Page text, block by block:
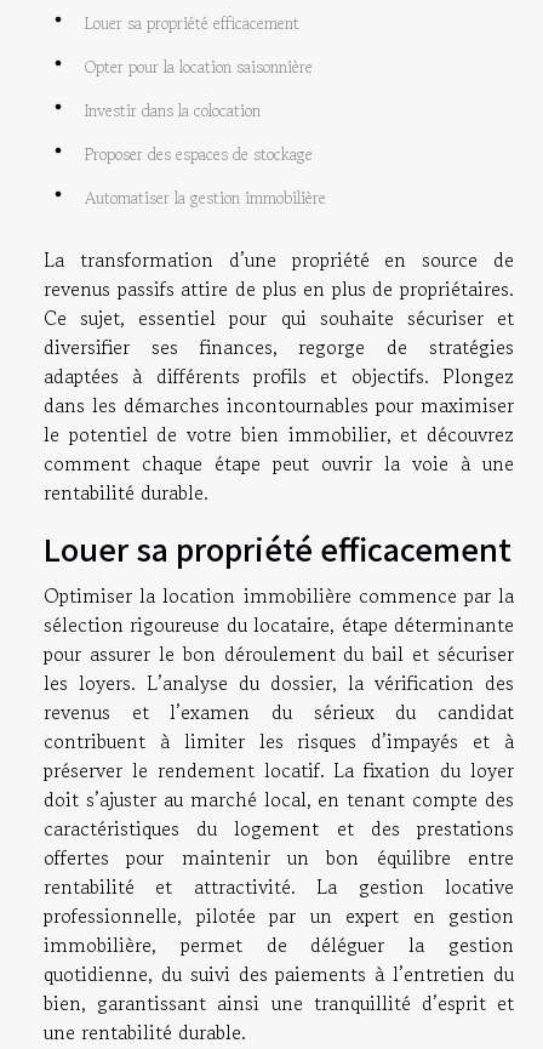
Louer sa propriété efficacement
Opter pour la location saisonnière
Investir dans la colocation
Proposer des espaces de stockage
Automatiser la gestion immobilière
La transformation d’une propriété en source de
revenus passifs attire de plus en plus de propriétaires.
Ce sujet, essentiel pour qui souhaite sécuriser et
diversifier ses finances, regorge de stratégies
adaptées à différents profils et objectifs. Plongez
dans les démarches incontournables pour maximiser
le potentiel de votre bien immobilier, et découvrez
comment chaque étape peut ouvrir la voie à une
rentabilité durable.
Louer sa propriété efficacement
Optimiser la location immobilière commence par la
sélection rigoureuse du locataire, étape déterminante
pour assurer le bon déroulement du bail et sécuriser
les loyers. L’analyse du dossier, la vérification des
revenus et l’examen du sérieux du candidat
contribuent à limiter les risques d’impayés et à
préserver le rendement locatif. La fixation du loyer
doit s’ajuster au marché local, en tenant compte des
caractéristiques du logement et des prestations
offertes pour maintenir un bon équilibre entre
rentabilité et attractivité. La gestion locative
professionnelle, pilotée par un expert en gestion
immobilière, permet de déléguer la gestion
quotidienne, du suivi des paiements à l’entretien du
bien, garantissant ainsi une tranquillité d’esprit et
une rentabilité durable.